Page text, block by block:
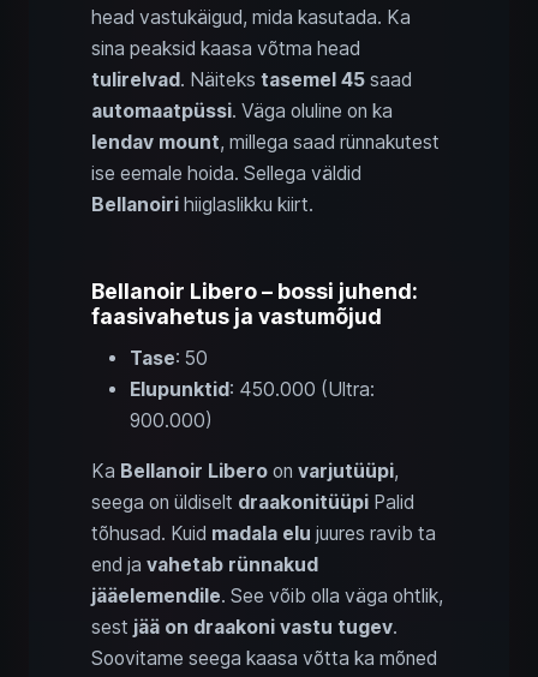
head vastukäigud, mida kasutada. Ka
sina peaksid kaasa võtma head
tulirelvad . Näiteks tasemel 45 saad
automaatpüssi. Väga oluline on ka
lendav mount, millega saad rünnakutest
ise eemale hoida. Sellega väldid
Bellanoiri hiiglaslikku kiirt.
Bellanoir Libero – bossi juhend:
faasivahetus ja vastumõjud
Tase: 50
Elupunktid : 450.000 (Ultra:
900.000)
Ka Bellanoir Libero on varjutüüpi,
seega on üldiselt draakonitüüpi Palid
tõhusad. Kuid madala elu juures ravib ta
end ja vahetab rünnakud
jääelemendile. See võib olla väga ohtlik,
sest jää on draakoni vastu tugev.
Soovitame seega kaasa võtta ka mõned